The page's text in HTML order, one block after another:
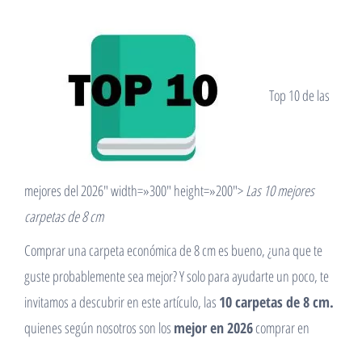
Top 10 de las
mejores del 2026″ width=»300″ height=»200″>Las 10 mejores
carpetas de 8 cm
Comprar una carpeta económica de 8 cm es bueno, ¿una que te
guste probablemente sea mejor? Y solo para ayudarte un poco, te
invitamos a descubrir en este artículo, las 10 carpetas de 8 cm.
quienes según nosotros son los mejor en 2026comprar en